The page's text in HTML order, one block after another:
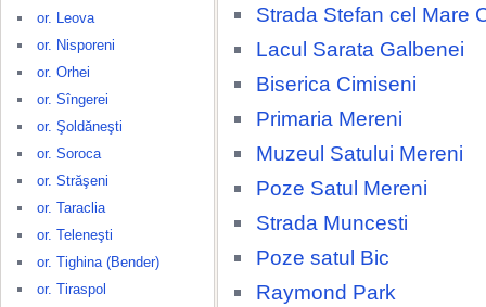
or. Leova
or. Nisporeni
or. Orhei
or. Sîngerei
or. Şoldăneşti
or. Soroca
or. Străşeni
or. Taraclia
or. Teleneşti
or. Tighina (Bender)
or. Tiraspol
Strada Stefan cel Mare
Lacul Sarata Galbenei
Biserica Cimiseni
Primaria Mereni
Muzeul Satului Mereni
Poze Satul Mereni
Strada Muncesti
Poze satul Bic
Raymond Park